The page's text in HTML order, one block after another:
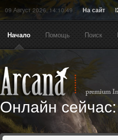
09 Август 2026, 14:10:49 На сайт
Начало Помощь Поиск
Онлайн сейчас: